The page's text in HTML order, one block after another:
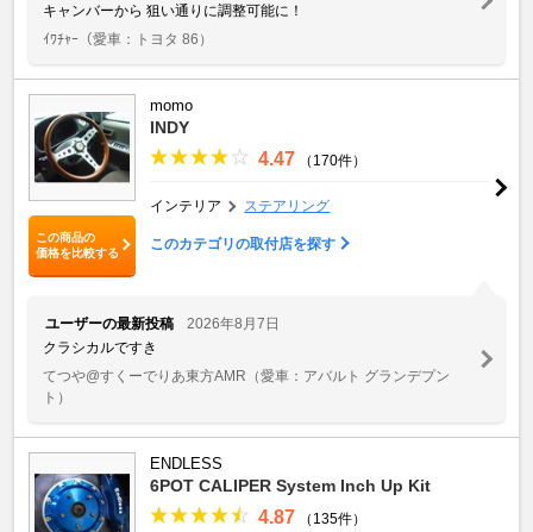
キャンバーから 狙い通りに調整可能に！
ｲﾜﾁｬｰ （愛車：トヨタ 86）
この商品の
価格を比較する
momo
INDY
4.47 （170件）
インテリア ステアリング
このカテゴリの取付店を探す
ユーザーの最新投稿
2026年8月7日
クラシカルですき
てつや@すくーでりあ東方AMR （愛車：アバルト グランデプン
ト）
ENDLESS
6POT CALIPER System Inch Up Kit
4.87
（135件）